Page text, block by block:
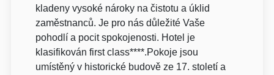
kladeny vysoké nároky na čistotu a úklid
zaměstnanců. Je pro nás důležité Vaše
pohodlí a pocit spokojenosti. Hotel je
klasifikován first class****.Pokoje jsou
umístěný v historické budově ze 17. století a